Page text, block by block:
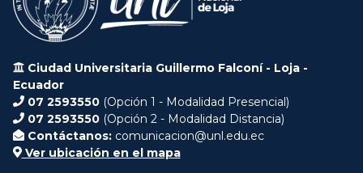
Ciudad Universitaria Guillermo Falconí - Loja -
Ecuador
07 2593550 (Opción 1 - Modalidad Presencial)
07 2593550 (Opción 2 - Modalidad Distancia)
Contáctanos: comunicacion@unl.edu.ec
Ver ubicación en el mapa